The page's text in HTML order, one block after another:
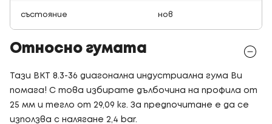
състояние нов
Относно гумата
Тази BKT 8.3-36 диагонална индустриална гума Ви
помага! С това избирате дълбочина на профила от
25 мм и тегло от 29,09 кг. За предпочитане е да се
използва с налягане 2,4 bar.